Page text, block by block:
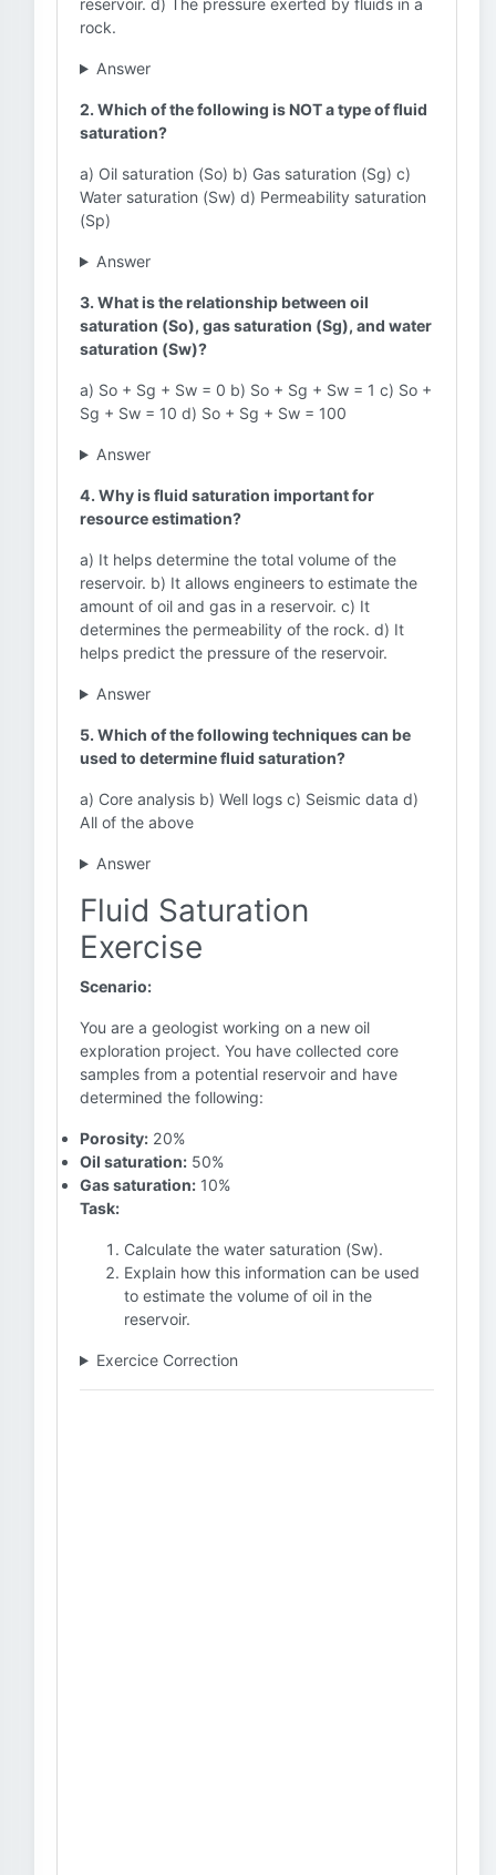
reservoir. d) The pressure exerted by fluids in a
rock.
Answer
2. Which of the following is NOT a type of fluid
saturation?
a) Oil saturation (So) b) Gas saturation (Sg) c)
Water saturation (Sw) d) Permeability saturation
(Sp)
Answer
3. What is the relationship between oil
saturation (So), gas saturation (Sg), and water
saturation (Sw)?
a) So + Sg + Sw = 0 b) So + Sg + Sw = 1 c) So +
Sg + Sw = 10 d) So + Sg + Sw = 100
Answer
4. Why is fluid saturation important for
resource estimation?
a) It helps determine the total volume of the
reservoir. b) It allows engineers to estimate the
amount of oil and gas in a reservoir. c) It
determines the permeability of the rock. d) It
helps predict the pressure of the reservoir.
Answer
5. Which of the following techniques can be
used to determine fluid saturation?
a) Core analysis b) Well logs c) Seismic data d)
All of the above
Answer
Fluid Saturation
Exercise
Scenario:
You are a geologist working on a new oil
exploration project. You have collected core
samples from a potential reservoir and have
determined the following:
Porosity: 20%
Oil saturation: 50%
Gas saturation: 10%
Task:
Calculate the water saturation (Sw).
Explain how this information can be used
to estimate the volume of oil in the
reservoir.
Exercice Correction